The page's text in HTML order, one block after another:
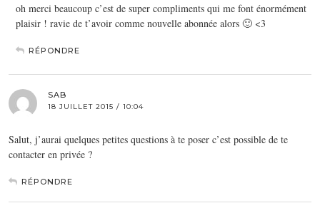
oh merci beaucoup c’est de super compliments qui me font énormément
plaisir ! ravie de t’avoir comme nouvelle abonnée alors 🙂 <3
RÉPONDRE
SAB
18 JUILLET 2015 / 10:04
Salut, j’aurai quelques petites questions à te poser c’est possible de te
contacter en privée ?
RÉPONDRE